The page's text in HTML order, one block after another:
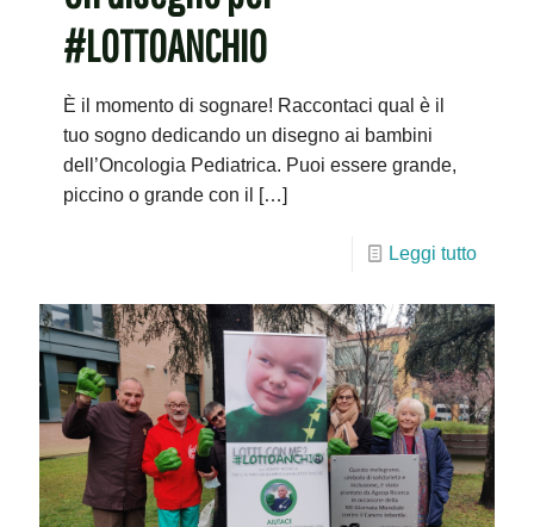
#LOTTOANCHIO
È il momento di sognare! Raccontaci qual è il
tuo sogno dedicando un disegno ai bambini
dell’Oncologia Pediatrica. Puoi essere grande,
piccino o grande con il
[…]
Leggi tutto